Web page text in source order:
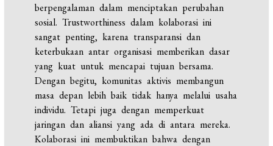
berpengalaman dalam menciptakan perubahan
sosial. Trustworthiness dalam kolaborasi ini
sangat penting, karena transparansi dan
keterbukaan antar organisasi memberikan dasar
yang kuat untuk mencapai tujuan bersama.
Dengan begitu, komunitas aktivis membangun
masa depan lebih baik tidak hanya melalui usaha
individu. Tetapi juga dengan memperkuat
jaringan dan aliansi yang ada di antara mereka.
Kolaborasi ini membuktikan bahwa dengan